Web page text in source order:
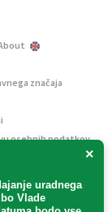
×
uradnega
Vlade
značaja
osebnih podatkov